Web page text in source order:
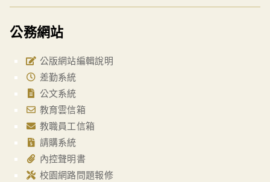
公務網站
公版網站編輯說明
差勤系統
公文系統
教育雲信箱
教職員工信箱
請購系統
內控聲明書
校園網路問題報修